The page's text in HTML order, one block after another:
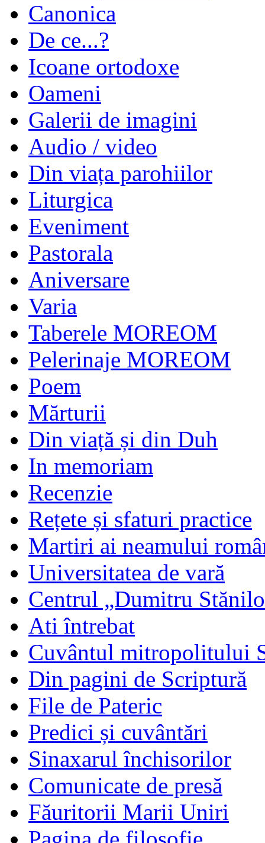
Canonica
De ce...?
Icoane ortodoxe
Oameni
Galerii de imagini
Audio / video
Din viața parohiilor
Liturgica
Eveniment
Pastorala
Aniversare
Varia
Taberele MOREOM
Pelerinaje MOREOM
Poem
Mărturii
Din viață și din Duh
In memoriam
Recenzie
Rețete și sfaturi practice
Martiri ai neamului
Universitatea de vară
Centrul „Dumitru
Ati întrebat
Cuvântul mitropolitului
Din pagini de Scriptură
File de Pateric
Predici și cuvântări
Sinaxarul închisorilor
Comunicate de presă
Făuritorii Marii Uniri